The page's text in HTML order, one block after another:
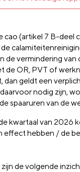
cao (artikel 7 B-deel
de vermindering
de OR, PVT of
dan geldt een
nodig zijn,
spaaruren van de
kwartaal van 2026
effect hebben / de
de volgende